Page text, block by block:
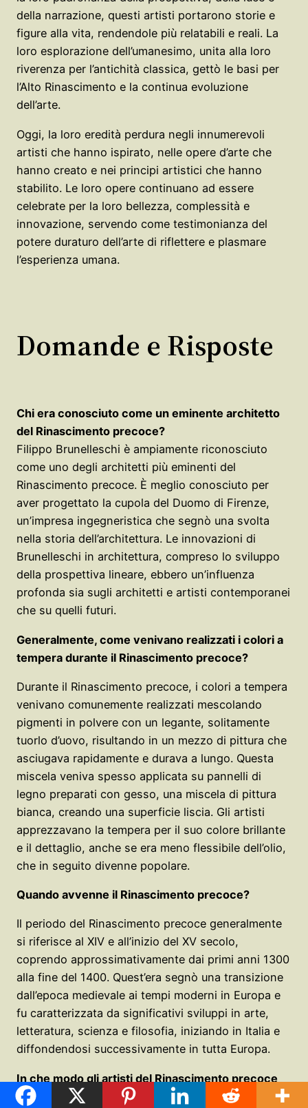
della narrazione, questi artisti portarono storie e
figure alla vita, rendendole più relatabili e reali. La
loro esplorazione dell’umanesimo, unita alla loro
riverenza per l’antichità classica, gettò le basi per
l’Alto Rinascimento e la continua evoluzione
dell’arte.
Oggi, la loro eredità perdura negli innumerevoli
artisti che hanno ispirato, nelle opere d’arte che
hanno creato e nei principi artistici che hanno
stabilito. Le loro opere continuano ad essere
celebrate per la loro bellezza, complessità e
innovazione, servendo come testimonianza del
potere duraturo dell’arte di riflettere e plasmare
l’esperienza umana.
Domande e Risposte
Chi era conosciuto come un eminente architetto
del Rinascimento precoce?
Filippo Brunelleschi è ampiamente riconosciuto
come uno degli architetti più eminenti del
Rinascimento precoce. È meglio conosciuto per
aver progettato la cupola del Duomo di Firenze,
un’impresa ingegneristica che segnò una svolta
nella storia dell’architettura. Le innovazioni di
Brunelleschi in architettura, compreso lo sviluppo
della prospettiva lineare, ebbero un’influenza
profonda sia sugli architetti e artisti contemporanei
che su quelli futuri.
Generalmente, come venivano realizzati i colori a
tempera durante il Rinascimento precoce?
Durante il Rinascimento precoce, i colori a tempera
venivano comunemente realizzati mescolando
pigmenti in polvere con un legante, solitamente
tuorlo d’uovo, risultando in un mezzo di pittura che
asciugava rapidamente e durava a lungo. Questa
miscela veniva spesso applicata su pannelli di
legno preparati con gesso, una miscela di pittura
bianca, creando una superficie liscia. Gli artisti
apprezzavano la tempera per il suo colore brillante
e il dettaglio, anche se era meno flessibile dell’olio,
che in seguito divenne popolare.
Quando avvenne il Rinascimento precoce?
Il periodo del Rinascimento precoce generalmente
si riferisce al XIV e all’inizio del XV secolo,
coprendo approssimativamente dai primi anni 1300
alla fine del 1400. Quest’era segnò una transizione
dall’epoca medievale ai tempi moderni in Europa e
fu caratterizzata da significativi sviluppi in arte,
letteratura, scienza e filosofia, iniziando in Italia e
diffondendosi successivamente in tutta Europa.
In che modo gli artisti del Rinascimento precoce
contribuirono alla rappresentazione della forma